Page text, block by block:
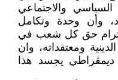
والاجتماعي
وأن وحدة وتكامل
حق كل شعب في
ومعتقداته، وان
يجسد هذا